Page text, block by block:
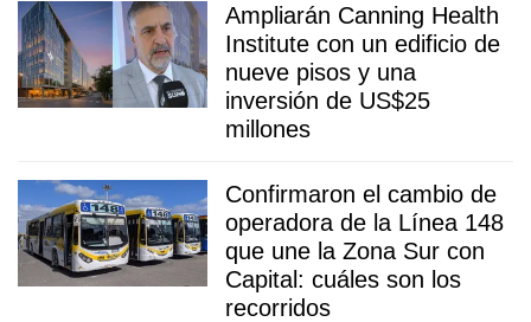
Ampliarán Canning Health
Institute con un edificio de
nueve pisos y una
inversión de US$25
millones
Confirmaron el cambio de
operadora de la Línea 148
que une la Zona Sur con
Capital: cuáles son los
recorridos